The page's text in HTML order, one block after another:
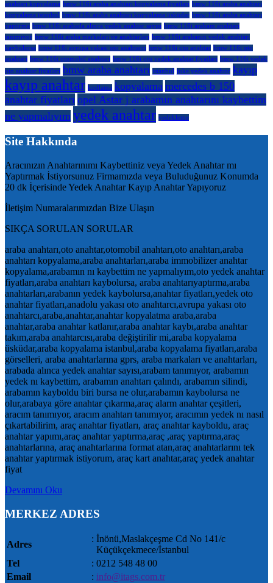
anahtarı kopyalama bmw 116i araba anahtarı kopyalama fiyatları bmw 116i araba anahtarı
kopyalama istanbul bmw 116i araba anahtarı kopyalama üsküdar bmw 116i araba anahtarı
yaptırma bmw 116i arabada alınca yedek anahtar sayısı bmw 116i arabam anahtarı
tanımıyor bmw 116i araba markaları ve anahtarları bmw 116i arabanın yedek anahtarı
kaybolursa bmw 116i avrupa yakası oto anahtarcı bmw 116i oto anahtar bmw 116i oto
anahtarı bmw 116i otomobil anahtarı bmw 116i oto yedek anahtar fiyatları bmw 116i yedek
oto anahtar fiyatları bmw araba anahtarı istanbul juke yedek anahtar kayıp
kayıp anahtar kodlama kopyalama mercedes b 150
anahtar fiyatları opel Astar j arabamın anahtarını kaybettim
ne yapmalıyım yedek anahtar yedekleme
Site Hakkında
Aracınızın Anahtarınımı Kaybettiniz veya Yedek Anahtar mı
Yaptırmak İstiyorsunuz Firmamızda veya Buluduğunuz Konumda
20 dk İçerisinde Yedek Anahtar Kayıp Anahtar Yapıyoruz
İletişim Numaralarımızdan Bize Ulaşın
SIKÇA SORULAN SORULAR
araba anahtarı,oto anahtar,otomobil anahtarı,oto anahtarı,araba
anahtarı kopyalama,araba anahtarları,araba immobilizer anahtar
kopyalama,arabamın nı kaybettim ne yapmalıyım,oto yedek anahtar
fiyatları,araba anahtarı kaybolursa, araba anahtarıyaptırma,araba
anahtarları,arabanın yedek kaybolursa,anahtar fiyatları,yedek oto
anahtar fiyatları,anadolu yakası oto anahtarcı,avrupa yakası oto
anahtarcı,araba,anahtar,anahtar kopyalatma araba,araba
anahtar,araba anahtar katlanır,araba anahtar kaybı,araba anahtar
takım,araba anahtarcısı,araba değiştirilir mi,araba kopyalama
üsküdar,araba kopyalama istanbul,araba kopyalama fiyatları,araba
görselleri, araba anahtarlarına gprs, araba markaları ve anahtarları,
arabada alınca yedek anahtar sayısı,arabam tanımıyor, arabamın
yedek nı kaybettim, arabamın anahtarı çalındı, arabamın silindi,
arabamın kayboldu biri bursa ne olur,arabamın kaybolursa ne
olur,arabaya göre anahtar çıkarma,araç alarm anahtar çeşitleri,
aracım tanımıyor, aracım anahtarı tanımıyor, aracımın yedek nı nasıl
çıkartabilirim, araç anahtar fiyatları, araç anahtar kayboldu, araç
anahtar yapımı,araç anahtar yaptırma,araç ,araç yaptırma,araç
anahtarlarına, araç anahtarlarına format atan,araç anahtarlarını tek
anahtar yaptırmak istiyorum, araç kart anahtar,araç yedek anahtar
fiyat
Devamını Oku
MERKEZ ADRES
Adres
: İnönü,Maslakçeşme Cd No 141/c
Küçükçekmece/İstanbul
Tel
: 0212 548 48 00
Email
: info@itags.com.tr